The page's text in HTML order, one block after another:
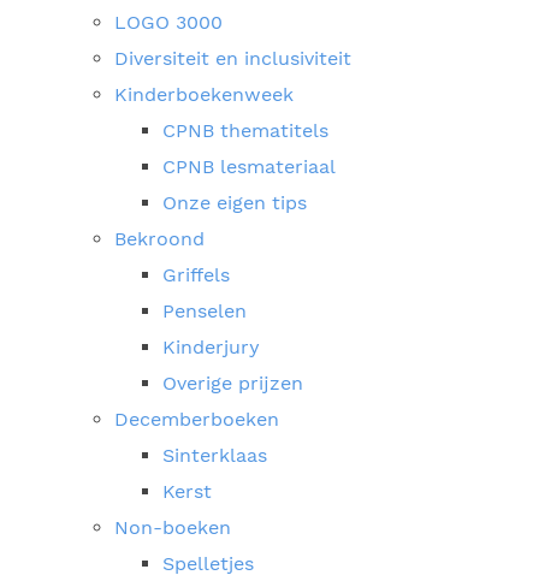
LOGO 3000
Diversiteit en inclusiviteit
Kinderboekenweek
CPNB thematitels
CPNB lesmateriaal
Onze eigen tips
Bekroond
Griffels
Penselen
Kinderjury
Overige prijzen
Decemberboeken
Sinterklaas
Kerst
Non-boeken
Spelletjes